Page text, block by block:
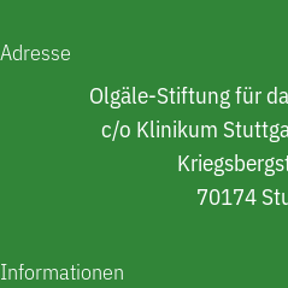
Adresse
Olgäle-Stiftung für
c/o Klinikum
70174
Informationen